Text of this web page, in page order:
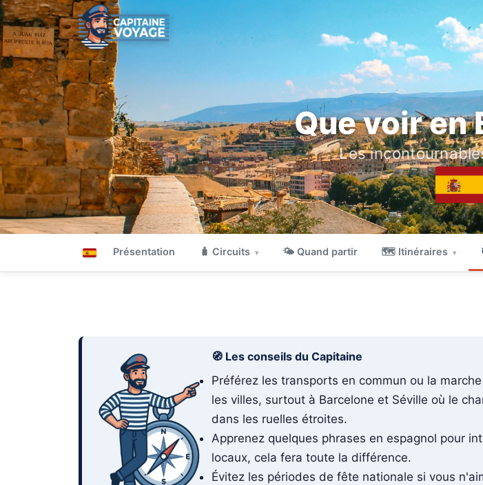
Que voir en
Les
Présentation 🧳 Circuits ▾ 🌤 Quand partir 🗺 Itinéraires ▾
🧭 Les conseils du Capitaine
Préférez les transports en commun ou la
les villes, surtout à Barcelone et Séville où le
dans les ruelles étroites.
Apprenez quelques phrases en espagnol pour
locaux, cela fera toute la différence.
Évitez les périodes de fête nationale si vous